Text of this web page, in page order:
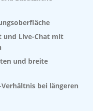
und Live-Chat mit
und breite
bei längeren